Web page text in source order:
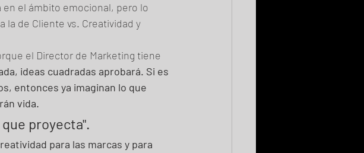
el ámbito emocional, pero lo
de Cliente vs. Creatividad y
el Director de Marketing tiene
ideas cuadradas aprobará. Si es
entonces ya imaginan lo que
vida.
proyecta".
para las marcas y para